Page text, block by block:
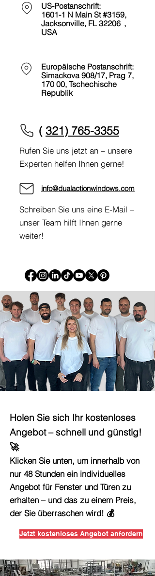
US-Postanschrift:
1601-1 N Main St #3159,
Jacksonville, FL 32206 ,
USA
Europäische Postanschrift:
Simackova 908/17, Prag 7,
170 00, Tschechische
Republik
( 321) 765-3355
Rufen Sie uns jetzt an – unsere
Experten helfen Ihnen gerne!
info@dualactionwindows.com
Schreiben Sie uns eine E-Mail –
unser Team hilft Ihnen gerne
weiter!
Holen Sie sich Ihr kostenloses
Angebot – schnell und günstig!
🚀
Klicken Sie unten, um innerhalb von
nur 48 Stunden ein individuelles
Angebot für Fenster und Türen zu
erhalten – und das zu einem Preis,
der Sie überraschen wird! 💰
Jetzt kostenloses Angebot anfordern